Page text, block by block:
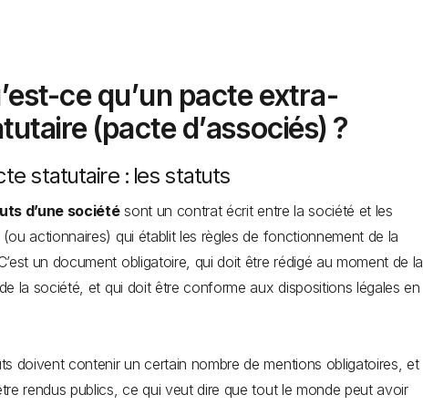
ce qu’un pacte extra-
(pacte d’associés) ?
statutaire : les statuts
d’une sociétésont un contrat écrit entre la société et les
actionnaires) qui établit les règles de fonctionnement de la
un document obligatoire, qui doit être rédigé au moment de la
la société, et qui doit être conforme aux dispositions légales en
doivent contenir un certain nombre de mentions obligatoires, et
rendus publics, ce qui veut dire que tout le monde peut avoir